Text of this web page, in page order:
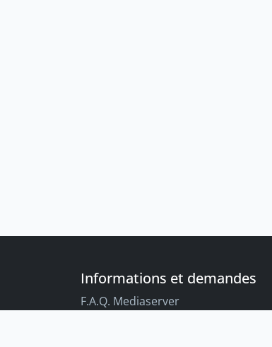
Informations et demandes
F.A.Q. Mediaserver